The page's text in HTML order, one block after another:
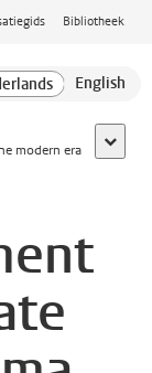
Bibliotheek
modern era
toon